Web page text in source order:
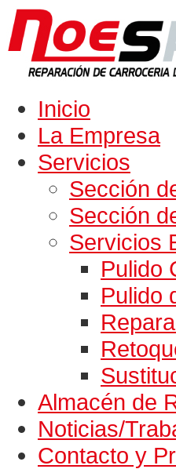
Inicio
La Empresa
Servicios
Sección
Sección
Servicios
Pulido
Pulido
Almacén de
Noticias/
Contacto y